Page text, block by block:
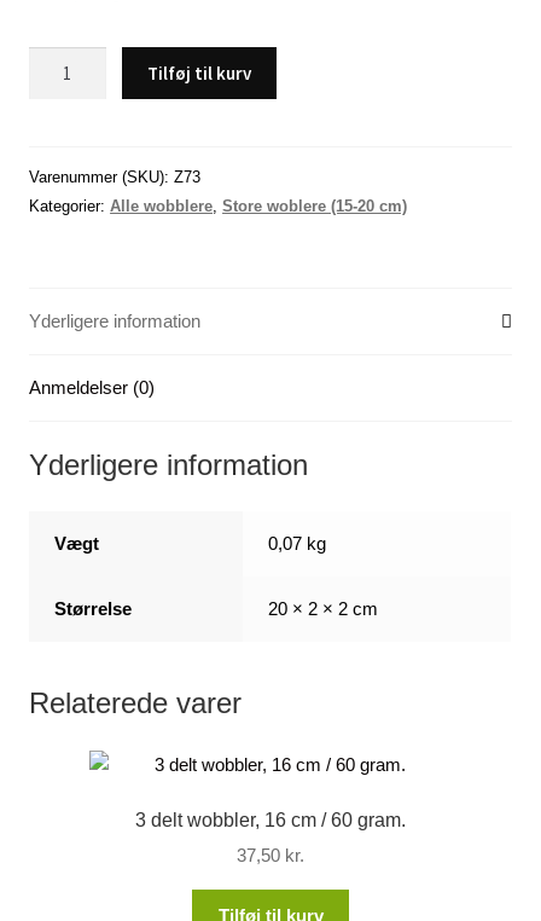
/
43
Tilføj til kurv
Varenummer (SKU):Z73
Kategorier:Alle wobblere,Store woblere (15-20 cm)
Yderligere information
Anmeldelser (0)
Yderligere information
Vægt 0,07 kg
Størrelse 20 × 2 × 2 cm
Relaterede varer
3 delt wobbler, 16 cm / 60 gram.
37,50 kr.
Tilføj til kurv